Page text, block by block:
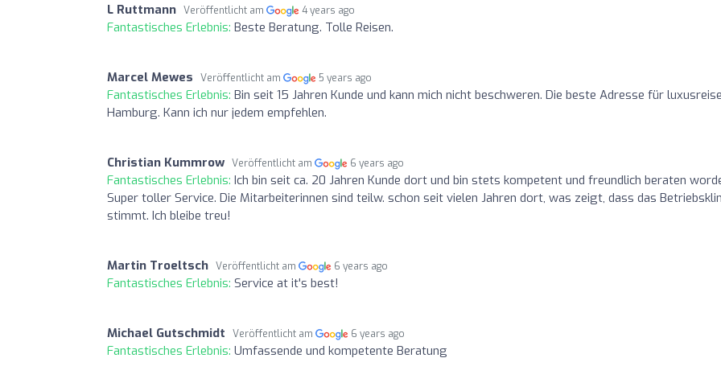
L Ruttmann Veröffentlicht am 4 years ago
Fantastisches Erlebnis: Beste Beratung. Tolle Reisen.
Marcel Mewes Veröffentlicht am 5 years ago
Fantastisches Erlebnis: Bin seit 15 Jahren Kunde und kann mich nicht beschweren. Die beste Adresse für
Hamburg. Kann ich nur jedem empfehlen.
Christian Kummrow Veröffentlicht am 6 years ago
Fantastisches Erlebnis: Ich bin seit ca. 20 Jahren Kunde dort und bin stets kompetent und freundlich beraten
Super toller Service. Die Mitarbeiterinnen sind teilw. schon seit vielen Jahren dort, was zeigt, dass das
stimmt. Ich bleibe treu!
Martin Troeltsch Veröffentlicht am 6 years ago
Fantastisches Erlebnis: Service at it's best!
Michael Gutschmidt Veröffentlicht am 6 years ago
Fantastisches Erlebnis: Umfassende und kompetente Beratung